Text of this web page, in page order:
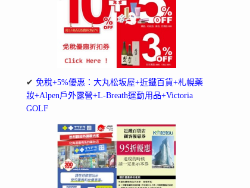
✔ 免稅+5%優惠：大丸松坂屋+近鐵百貨+札幌藥
妝+Alpen戶外露營+L-Breath運動用品+Victoria
GOLF